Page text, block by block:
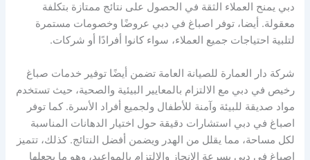
دبي يمنح العملاء الثقة في الحصول على نتائج ممتازة بتكلفة
معقولة. أيضا، توفر اصباغ في دبي عروضًا وخصومات مستمرة
لتلبية احتياجات جميع العملاء، سواء كانوا أفرادًا أو شركات.
شركة دار العمارة للصيانة العامة تضمن أيضًا توفير خدمات صباغ
رخيص في دبي مع الالتزام بالمعايير البيئية والصحية، حيث تستخدم
مواد صديقة للبيئة وآمنة للأطفال ولجميع أفراد الأسرة. كما توفر
اصباغ في دبي استشارات دقيقة حول اختيار الدهانات المناسبة
لكل مساحة، مما يقلل من الهدر ويضمن أفضل النتائج. كذلك، تتميز
اصباغ في دبي بسرعة الإنجاز والالتزام بالمواعيد، وهو ما يجعلها